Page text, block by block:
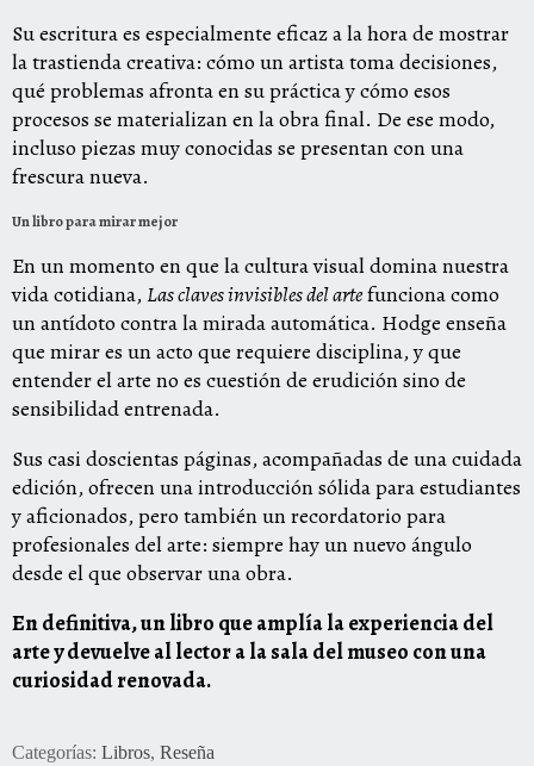
Su escritura es especialmente eficaz a la hora de mostrar
la trastienda creativa: cómo un artista toma decisiones,
qué problemas afronta en su práctica y cómo esos
procesos se materializan en la obra final. De ese modo,
incluso piezas muy conocidas se presentan con una
frescura nueva.
Un libro para mirar mejor
En un momento en que la cultura visual domina nuestra
vida cotidiana,Las claves invisibles del artefunciona como
un antídoto contra la mirada automática. Hodge enseña
que mirar es un acto que requiere disciplina, y que
entender el arte no es cuestión de erudición sino de
sensibilidad entrenada.
Sus casi doscientas páginas, acompañadas de una cuidada
edición, ofrecen una introducción sólida para estudiantes
y aficionados, pero también un recordatorio para
profesionales del arte: siempre hay un nuevo ángulo
desde el que observar una obra.
En definitiva, un libro que amplía la experiencia del
arte y devuelve al lector a la sala del museo con una
curiosidad renovada.
Categorías: Libros, Reseña